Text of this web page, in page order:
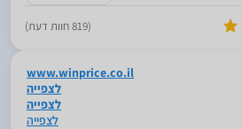
(819 חוות דעת)
www.winprice.co.il
לצפייה
לצפייה
לצפייה